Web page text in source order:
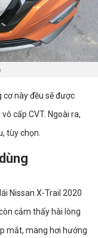
cơ này đều sẽ được
cấp CVT. Ngoài ra,
tùy chọn.
Nissan X-Trail 2020
cảm thấy hài lòng
mắt, mang hơi hướng